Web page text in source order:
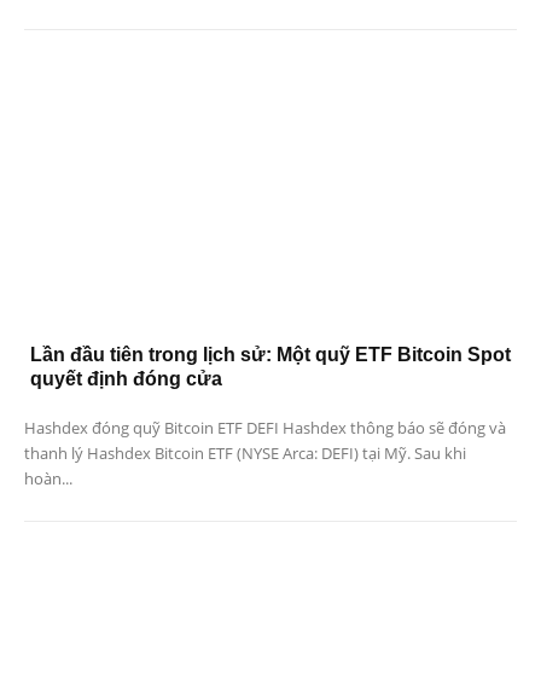
Lần đầu tiên trong lịch sử: Một quỹ ETF Bitcoin Spot
quyết định đóng cửa
Hashdex đóng quỹ Bitcoin ETF DEFI Hashdex thông báo sẽ đóng và
thanh lý Hashdex Bitcoin ETF (NYSE Arca: DEFI) tại Mỹ. Sau khi
hoàn...